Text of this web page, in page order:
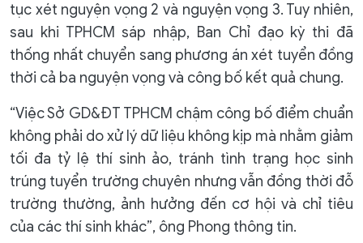
tục xét nguyện vọng 2 và nguyện vọng 3. Tuy nhiên,
sau khi TPHCM sáp nhập, Ban Chỉ đạo kỳ thi đã
thống nhất chuyển sang phương án xét tuyển đồng
thời cả ba nguyện vọng và công bố kết quả chung.
“Việc Sở GD&ĐT TPHCM chậm công bố điểm chuẩn
không phải do xử lý dữ liệu không kịp mà nhằm giảm
tối đa tỷ lệ thí sinh ảo, tránh tình trạng học sinh
trúng tuyển trường chuyên nhưng vẫn đồng thời đỗ
trường thường, ảnh hưởng đến cơ hội và chỉ tiêu
của các thí sinh khác”, ông Phong thông tin.